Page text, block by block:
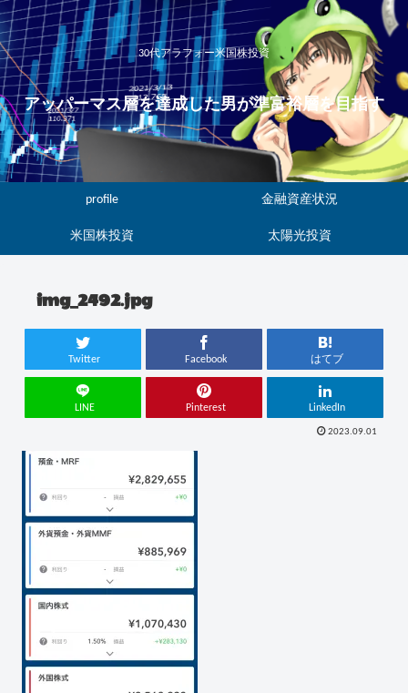
30代アラフォー米国株投資
アッパーマス層を達成した男が準富裕層を目指す
profile 金融資産状況
米国株投資 太陽光投資
img_2492.jpg
Twitter Facebook はてブ
LINE Pinterest LinkedIn
2023.09.01